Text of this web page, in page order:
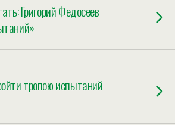
Григорий Федосеев
тропою испытаний